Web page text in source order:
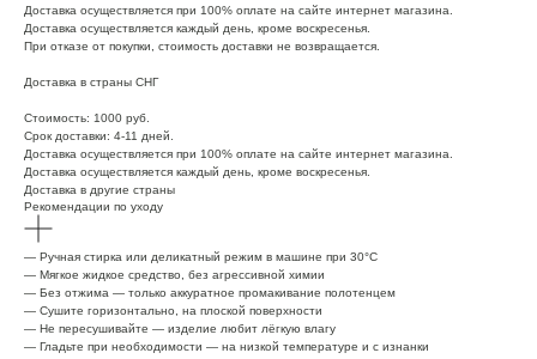
Доставка осуществляется при 100% оплате на сайте интернет магазина.
Доставка осуществляется каждый день, кроме воскресенья.
При отказе от покупки, стоимость доставки не возвращается.
Доставка в страны СНГ
Стоимость: 1000 руб.
Срок доставки: 4-11 дней.
Доставка осуществляется при 100% оплате на сайте интернет магазина.
Доставка осуществляется каждый день, кроме воскресенья.
Доставка в другие страны
Рекомендации по уходу
— Ручная стирка или деликатный режим в машине при 30°C
— Мягкое жидкое средство, без агрессивной химии
— Без отжима — только аккуратное промакивание полотенцем
— Сушите горизонтально, на плоской поверхности
— Не пересушивайте — изделие любит лёгкую влагу
— Гладьте при необходимости — на низкой температуре и с изнанки